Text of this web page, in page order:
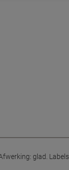
glad. Labels